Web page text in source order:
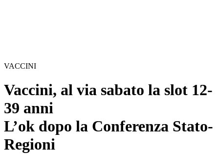
VACCINI
Vaccini, al via sabato la slot 12-
39 anni
L’ok dopo la Conferenza Stato-
Regioni